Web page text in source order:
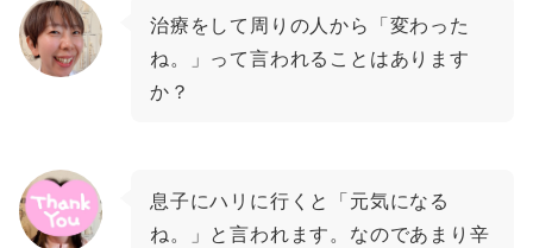
治療をして周りの人から「変わった
ね。」って言われることはあります
か？
息子にハリに行くと「元気になる
ね。」と言われます。なのであまり辛